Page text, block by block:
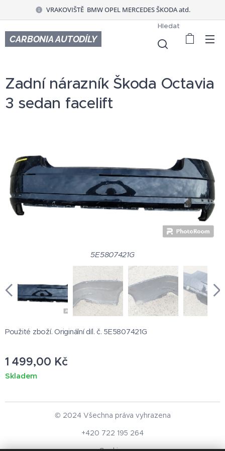
VRAKOVIŠTĚ BMW OPEL MERCEDES ŠKODA atd.
CARBONIA AUTODÍLY
Hledat
Zadní nárazník Škoda Octavia
3 sedan facelift
5E5807421G
Použité zboží. Originální díl. č. 5E5807421G
1 499,00 Kč
Skladem
© 2024 Všechna práva vyhrazena
+420 722 195 264